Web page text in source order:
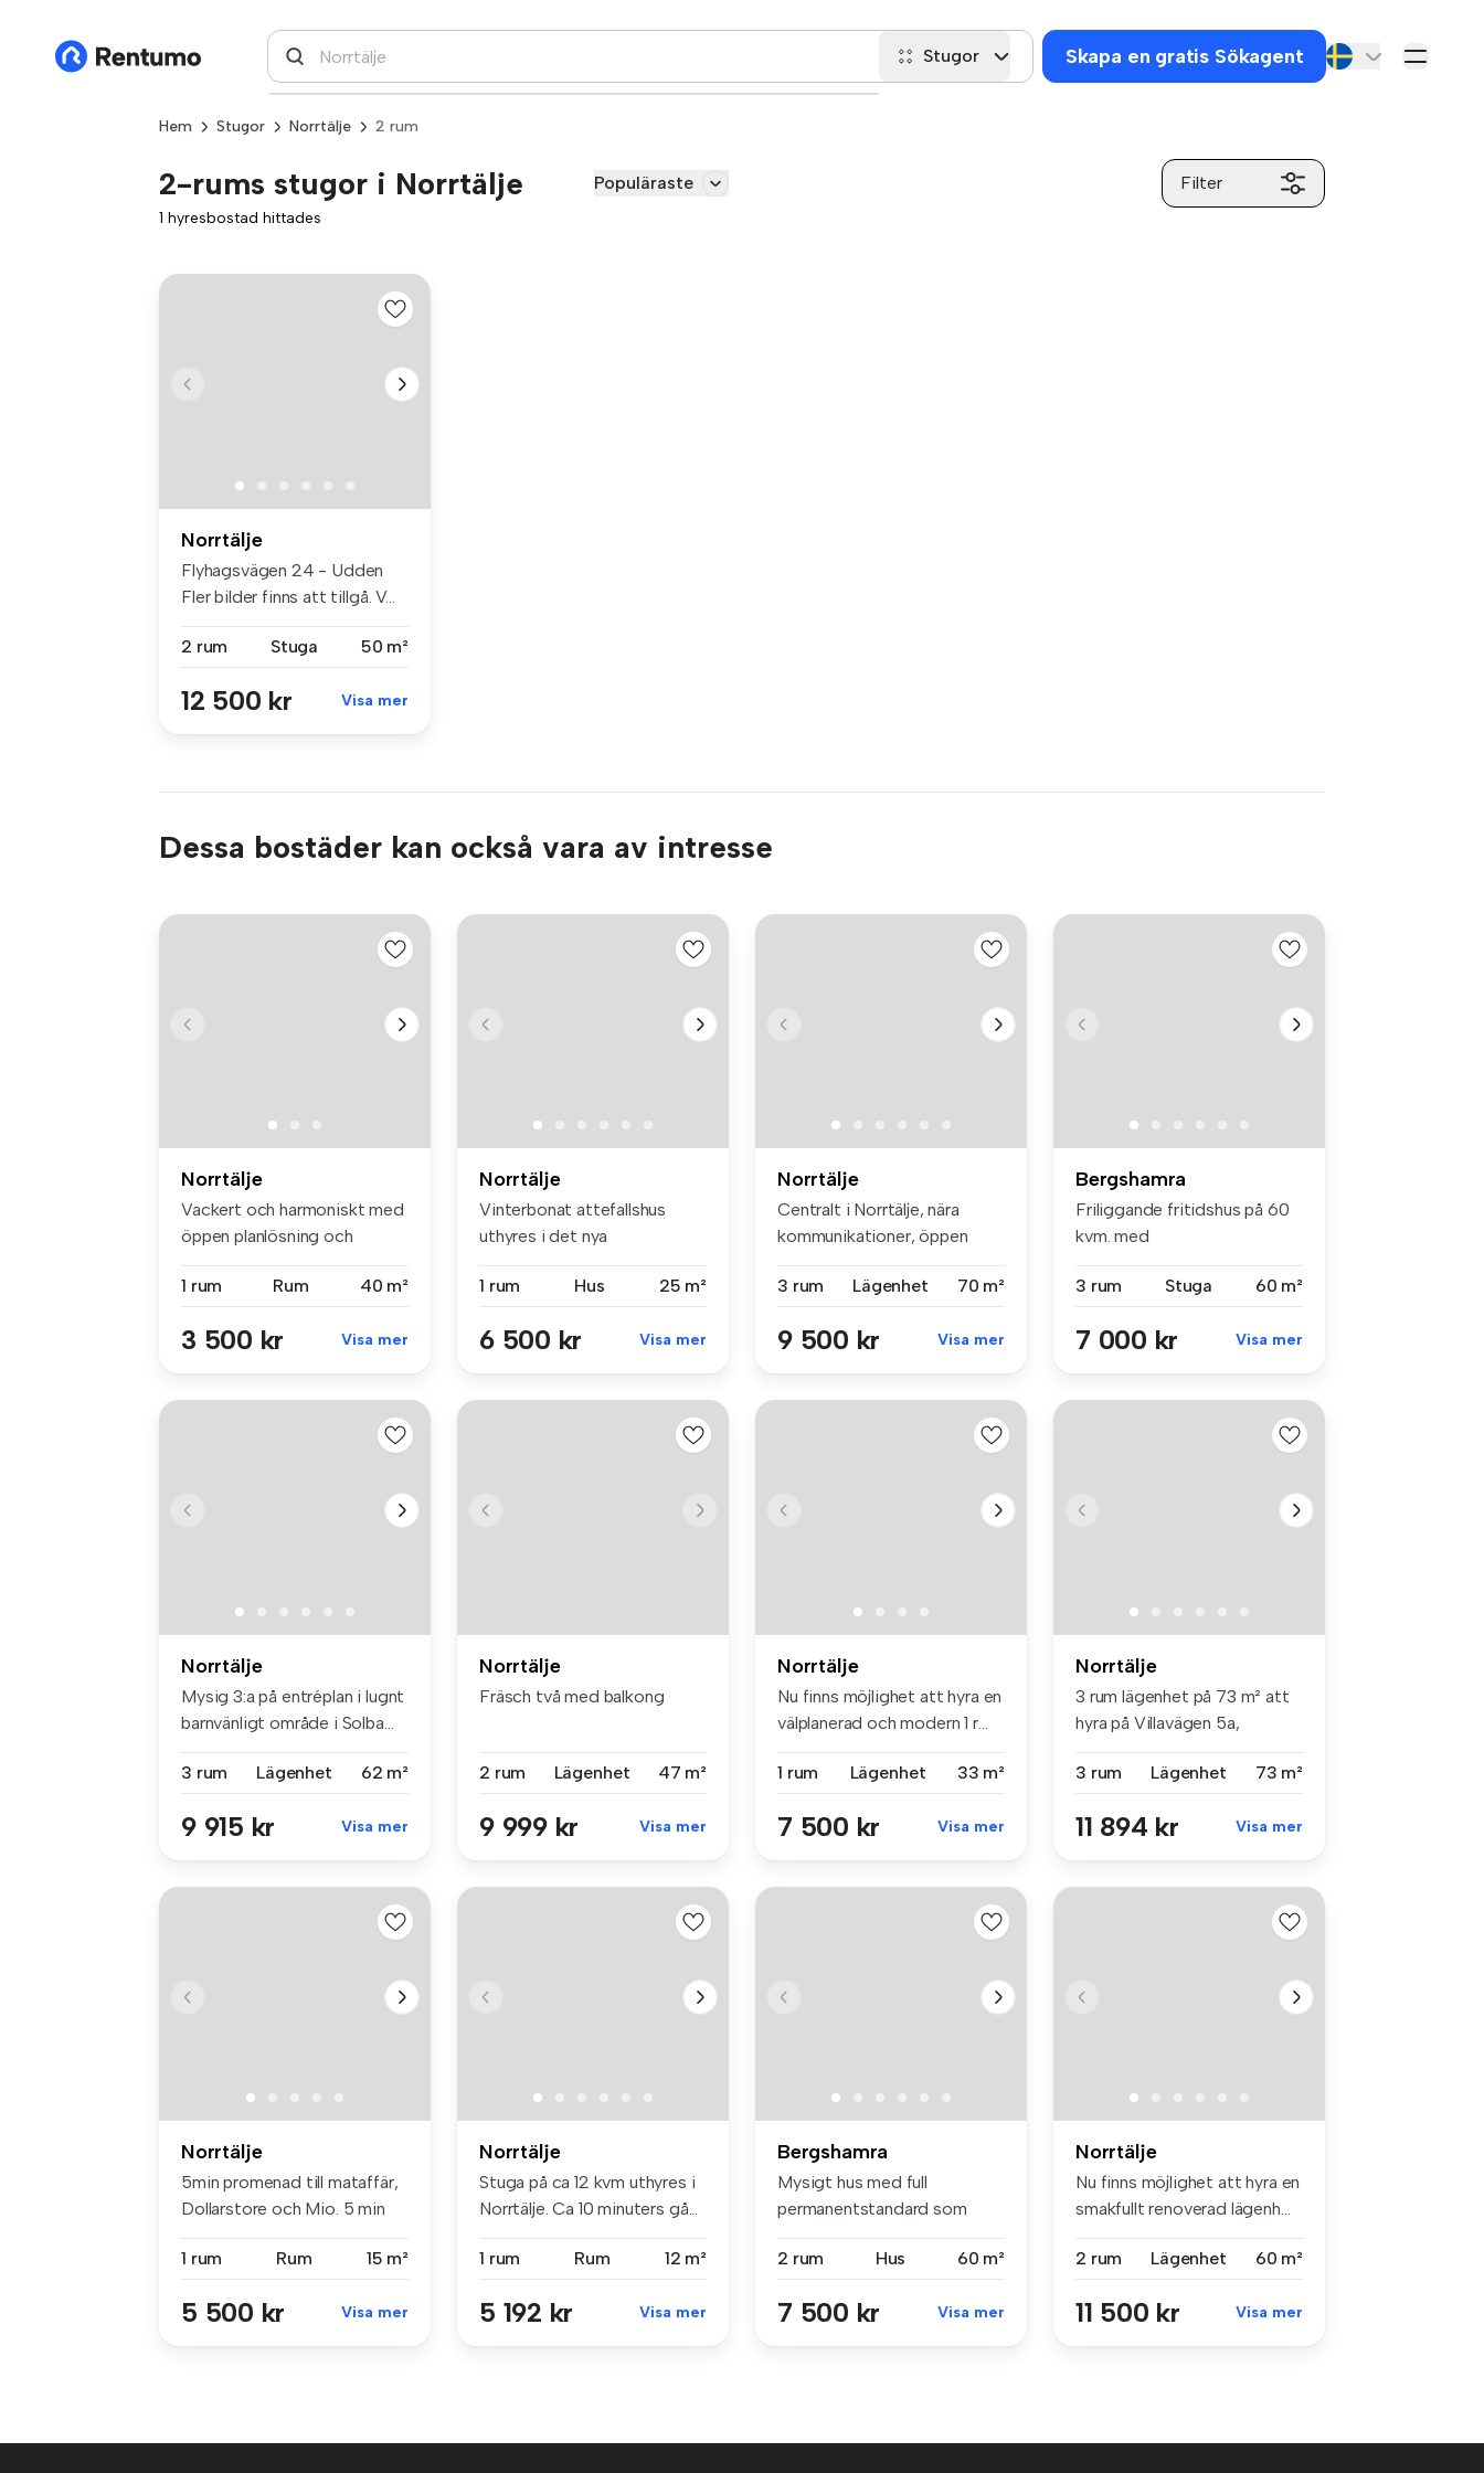
Stugor Skapa en gratis Sökagent
Hem Stugor Norrtälje 2 rum
2-rums stugor i Norrtälje Populäraste Filter
1 hyresbostad hittades
Norrtälje
Flyhagsvägen 24 - Udden
Fler bilder finns att tillgå. V...
2 rum Stuga 50 m²
12 500 kr Visa mer
Dessa bostäder kan också vara av intresse
Norrtälje
Vackert och harmoniskt med
öppen planlösning och
1 rum
Rum 40 m²
3 500 kr Visa mer
Norrtälje
Vinterbonat attefallshus
uthyres i det nya
1 rum
Hus 25 m²
6 500 kr Visa mer
Norrtälje
Centralt i Norrtälje, nära
kommunikationer, öppen
3 rum
Lägenhet 70 m²
9 500 kr Visa mer
Bergshamra
Friliggande fritidshus på 60
kvm. med
3 rum
Stuga 60 m²
7 000 kr Visa mer
Norrtälje
Mysig 3:a på entréplan i lugnt
barnvänligt område i Solba...
3 rum Lägenhet 62 m²
9 915 kr Visa mer
Norrtälje
Fräsch två med balkong
2 rum Lägenhet 47 m²
9 999 kr Visa mer
Norrtälje
Nu finns möjlighet att hyra en
välplanerad och modern 1 r...
1 rum Lägenhet 33 m²
7 500 kr Visa mer
Norrtälje
3 rum lägenhet på 73 m² att
hyra på Villavägen 5a,
3 rum
Lägenhet 73 m²
11 894 kr Visa mer
Norrtälje
5min promenad till mataffär,
Dollarstore och Mio. 5 min
1 rum
Rum 15 m²
5 500 kr Visa mer
Norrtälje
Stuga på ca 12 kvm uthyres i
Norrtälje. Ca 10 minuters gå...
1 rum Rum 12 m²
5 192 kr Visa mer
Bergshamra
Mysigt hus med full
permanentstandard som
2 rum
Hus 60 m²
7 500 kr Visa mer
Norrtälje
Nu finns möjlighet att hyra en
smakfullt renoverad lägenh...
2 rum Lägenhet 60 m²
11 500 kr Visa mer